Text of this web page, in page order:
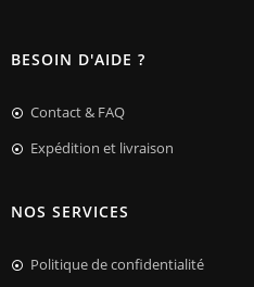
BESOIN D'AIDE ?
Contact & FAQ
Expédition et livraison
NOS SERVICES
Politique de confidentialité